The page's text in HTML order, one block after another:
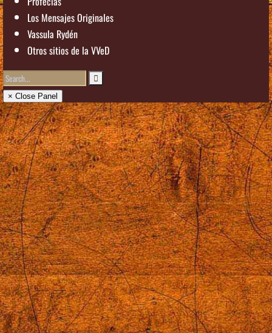
Los Mensajes Originales
Vassula Rydén
Otros sitios de la VVeD
× Close Panel